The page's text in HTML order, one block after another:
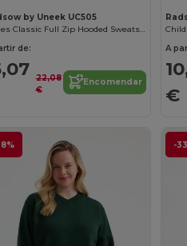
by Uneek UC505
Ladies Classic Full Zip Hooded Sweatshirt
de:
22,08
€
Encomendar
A
€
-